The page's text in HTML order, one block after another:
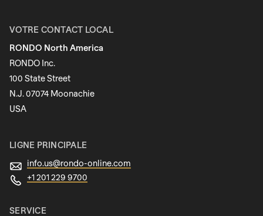
Nom
VOTRE CONTACT LOCAL
RONDO North America
RONDO Inc.
100 State Street
N.J. 07074 Moonachie
USA
LIGNE PRINCIPALE
info.us@rondo-online.com
+1 201 229 9700
SERVICE